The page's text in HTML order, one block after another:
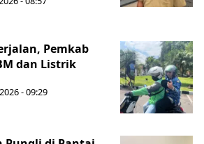
Pemkab
dan Listrik
- 09:29